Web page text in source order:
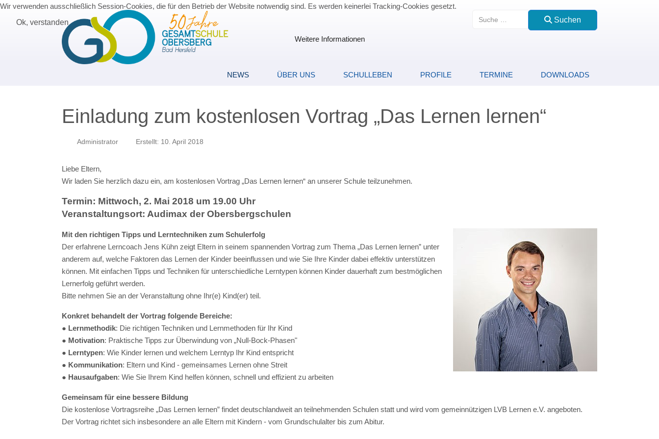
Suchen
Suchen
NEWS ÜBER UNS SCHULLEBEN PROFILE TERMINE DOWNLOADS
Einladung zum kostenlosen Vortrag „Das Lernen lernen“
Administrator Erstellt: 10. April 2018
Liebe Eltern,
Wir laden Sie herzlich dazu ein, am kostenlosen Vortrag „Das Lernen lernen“ an unserer Schule teilzunehmen.
Termin: Mittwoch, 2. Mai 2018 um 19.00 Uhr
Veranstaltungsort: Audimax der Obersbergschulen
Mit den richtigen Tipps und Lerntechniken zum Schulerfolg
Der erfahrene Lerncoach Jens Kühn zeigt Eltern in seinem spannenden Vortrag zum Thema „Das Lernen lernen” unter
anderem auf, welche Faktoren das Lernen der Kinder beeinflussen und wie Sie Ihre Kinder dabei effektiv unterstützen
können. Mit einfachen Tipps und Techniken für unterschiedliche Lerntypen können Kinder dauerhaft zum bestmöglichen
Lernerfolg geführt werden.
Bitte nehmen Sie an der Veranstaltung ohne Ihr(e) Kind(er) teil.
Konkret behandelt der Vortrag folgende Bereiche:
● Lernmethodik: Die richtigen Techniken und Lernmethoden für Ihr Kind
● Motivation: Praktische Tipps zur Überwindung von „Null-Bock-Phasen"
● Lerntypen: Wie Kinder lernen und welchem Lerntyp Ihr Kind entspricht
● Kommunikation: Eltern und Kind - gemeinsames Lernen ohne Streit
● Hausaufgaben: Wie Sie Ihrem Kind helfen können, schnell und effizient zu arbeiten
Gemeinsam für eine bessere Bildung
Die kostenlose Vortragsreihe „Das Lernen lernen” findet deutschlandweit an teilnehmenden Schulen statt und wird vom gemeinnützigen LVB Lernen e.V. angeboten.
Der Vortrag richtet sich insbesondere an alle Eltern mit Kindern - vom Grundschulalter bis zum Abitur.
Wir verwenden ausschließlich Session-Cookies, die für den Betrieb der Website notwendig sind. Es werden keinerlei Tracking-Cookies gesetzt.
Ok, verstanden
Weitere Informationen